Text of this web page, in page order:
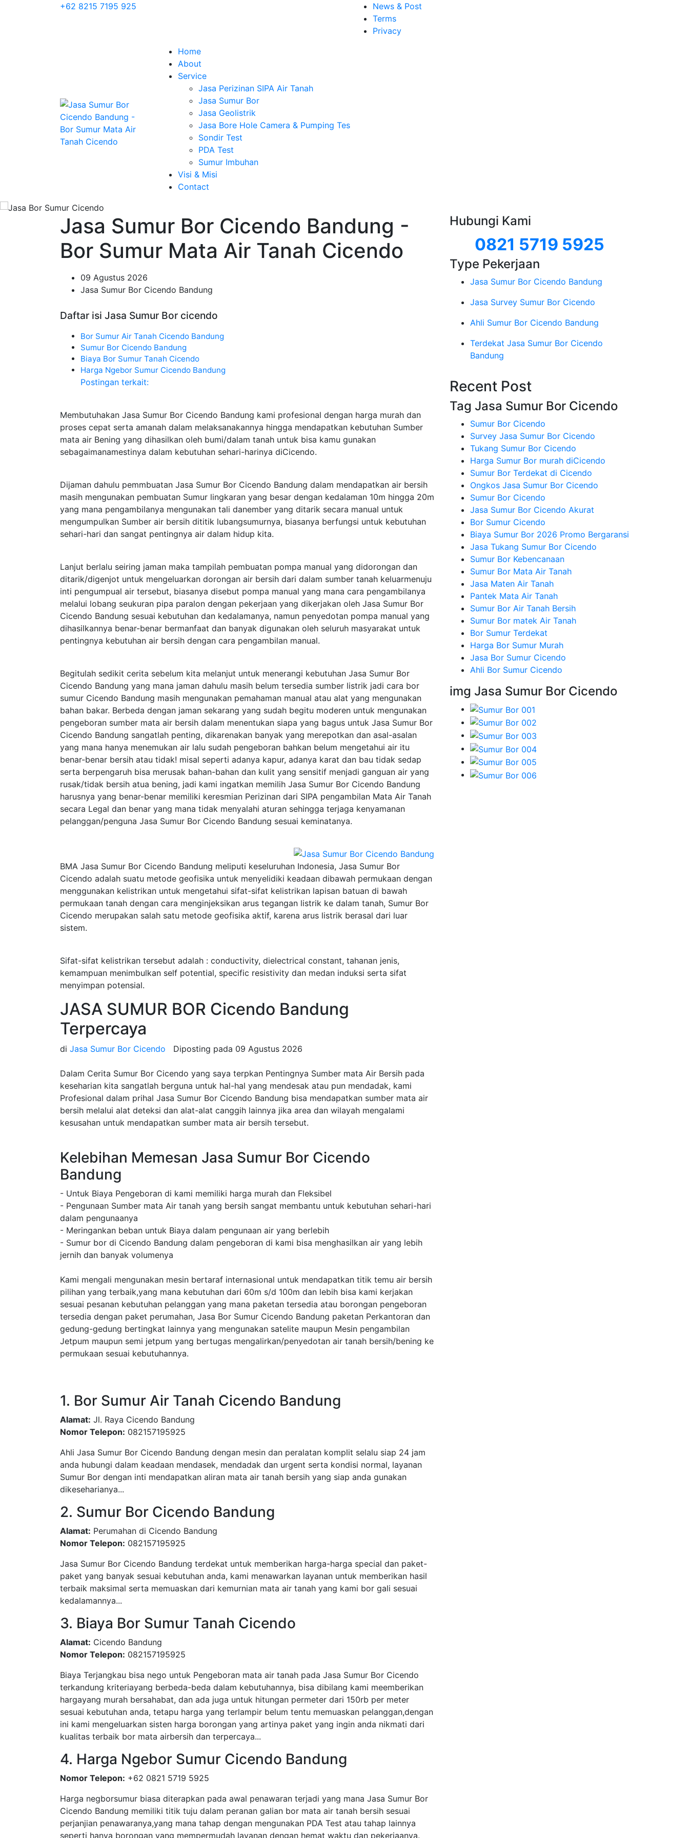
+62 8215 7195 925
News & Post
Terms
Privacy
Home
About
Service
Jasa Perizinan SIPA Air Tanah
Jasa Sumur Bor
Jasa Geolistrik
Jasa Bore Hole Camera & Pumping Tes
Sondir Test
PDA Test
Sumur Imbuhan
Visi & Misi
Contact
Jasa Sumur Bor Cicendo Bandung -
Bor Sumur Mata Air Tanah Cicendo
09 Agustus 2026
Jasa Sumur Bor Cicendo Bandung
Daftar isi Jasa Sumur Bor cicendo
Bor Sumur Air Tanah Cicendo Bandung
Sumur Bor Cicendo Bandung
Biaya Bor Sumur Tanah Cicendo
Harga Ngebor Sumur Cicendo Bandung
Postingan terkait:
Membutuhakan Jasa Sumur Bor Cicendo Bandung kami profesional dengan harga murah dan
proses cepat serta amanah dalam melaksanakannya hingga mendapatkan kebutuhan Sumber
mata air Bening yang dihasilkan oleh bumi/dalam tanah untuk bisa kamu gunakan
sebagaimanamestinya dalam kebutuhan sehari-harinya diCicendo.
Dijaman dahulu pemmbuatan Jasa Sumur Bor Cicendo Bandung dalam mendapatkan air bersih
masih mengunakan pembuatan Sumur lingkaran yang besar dengan kedalaman 10m hingga 20m
yang mana pengambilanya mengunakan tali danember yang ditarik secara manual untuk
mengumpulkan Sumber air bersih dititik lubangsumurnya, biasanya berfungsi untuk kebutuhan
sehari-hari dan sangat pentingnya air dalam hidup kita.
Lanjut berlalu seiring jaman maka tampilah pembuatan pompa manual yang didorongan dan
ditarik/digenjot untuk mengeluarkan dorongan air bersih dari dalam sumber tanah keluarmenuju
inti pengumpual air tersebut, biasanya disebut pompa manual yang mana cara pengambilanya
melalui lobang seukuran pipa paralon dengan pekerjaan yang dikerjakan oleh Jasa Sumur Bor
Cicendo Bandung sesuai kebutuhan dan kedalamanya, namun penyedotan pompa manual yang
dihasilkannya benar-benar bermanfaat dan banyak digunakan oleh seluruh masyarakat untuk
pentingnya kebutuhan air bersih dengan cara pengambilan manual.
Begitulah sedikit cerita sebelum kita melanjut untuk menerangi kebutuhan Jasa Sumur Bor
Cicendo Bandung yang mana jaman dahulu masih belum tersedia sumber listrik jadi cara bor
sumur Cicendo Bandung masih mengunakan pemahaman manual atau alat yang mengunakan
bahan bakar. Berbeda dengan jaman sekarang yang sudah begitu moderen untuk mengunakan
pengeboran sumber mata air bersih dalam menentukan siapa yang bagus untuk Jasa Sumur Bor
Cicendo Bandung sangatlah penting, dikarenakan banyak yang merepotkan dan asal-asalan
yang mana hanya menemukan air lalu sudah pengeboran bahkan belum mengetahui air itu
benar-benar bersih atau tidak! misal seperti adanya kapur, adanya karat dan bau tidak sedap
serta berpengaruh bisa merusak bahan-bahan dan kulit yang sensitif menjadi ganguan air yang
rusak/tidak bersih atua bening, jadi kami ingatkan memilih Jasa Sumur Bor Cicendo Bandung
harusnya yang benar-benar memiliki keresmian Perizinan dari SIPA pengambilan Mata Air Tanah
secara Legal dan benar yang mana tidak menyalahi aturan sehingga terjaga kenyamanan
pelanggan/penguna Jasa Sumur Bor Cicendo Bandung sesuai keminatanya.
BMA Jasa Sumur Bor Cicendo Bandung meliputi keseluruhan Indonesia, Jasa Sumur Bor
Cicendo adalah suatu metode geofisika untuk menyelidiki keadaan dibawah permukaan dengan
menggunakan kelistrikan untuk mengetahui sifat-sifat kelistrikan lapisan batuan di bawah
permukaan tanah dengan cara menginjeksikan arus tegangan listrik ke dalam tanah, Sumur Bor
Cicendo merupakan salah satu metode geofisika aktif, karena arus listrik berasal dari luar
sistem.
Sifat-sifat kelistrikan tersebut adalah : conductivity, dielectrical constant, tahanan jenis,
kemampuan menimbulkan self potential, specific resistivity dan medan induksi serta sifat
menyimpan potensial.
JASA SUMUR BOR Cicendo Bandung
Terpercaya
di Jasa Sumur Bor Cicendo Diposting pada 09 Agustus 2026
Dalam Cerita Sumur Bor Cicendo yang saya terpkan Pentingnya Sumber mata Air Bersih pada
keseharian kita sangatlah berguna untuk hal-hal yang mendesak atau pun mendadak, kami
Profesional dalam prihal Jasa Sumur Bor Cicendo Bandung bisa mendapatkan sumber mata air
bersih melalui alat deteksi dan alat-alat canggih lainnya jika area dan wilayah mengalami
kesusahan untuk mendapatkan sumber mata air bersih tersebut.
Kelebihan Memesan Jasa Sumur Bor Cicendo
Bandung
- Untuk Biaya Pengeboran di kami memiliki harga murah dan Fleksibel
- Pengunaan Sumber mata Air tanah yang bersih sangat membantu untuk kebutuhan sehari-hari
dalam pengunaanya
- Meringankan beban untuk Biaya dalam pengunaan air yang berlebih
- Sumur bor di Cicendo Bandung dalam pengeboran di kami bisa menghasilkan air yang lebih
jernih dan banyak volumenya
Kami mengali mengunakan mesin bertaraf internasional untuk mendapatkan titik temu air bersih
pilihan yang terbaik,yang mana kebutuhan dari 60m s/d 100m dan lebih bisa kami kerjakan
sesuai pesanan kebutuhan pelanggan yang mana paketan tersedia atau borongan pengeboran
tersedia dengan paket perumahan, Jasa Bor Sumur Cicendo Bandung paketan Perkantoran dan
gedung-gedung bertingkat lainnya yang mengunakan satelite maupun Mesin pengambilan
Jetpum maupun semi jetpum yang bertugas mengalirkan/penyedotan air tanah bersih/bening ke
permukaan sesuai kebutuhannya.
1. Bor Sumur Air Tanah Cicendo Bandung
Alamat: Jl. Raya Cicendo Bandung
Nomor Telepon: 082157195925
Ahli Jasa Sumur Bor Cicendo Bandung dengan mesin dan peralatan komplit selalu siap 24 jam
anda hubungi dalam keadaan mendasek, mendadak dan urgent serta kondisi normal, layanan
Sumur Bor dengan inti mendapatkan aliran mata air tanah bersih yang siap anda gunakan
dikeseharianya...
2. Sumur Bor Cicendo Bandung
Alamat: Perumahan di Cicendo Bandung
Nomor Telepon: 082157195925
Jasa Sumur Bor Cicendo Bandung terdekat untuk memberikan harga-harga special dan paket-
paket yang banyak sesuai kebutuhan anda, kami menawarkan layanan untuk memberikan hasil
terbaik maksimal serta memuaskan dari kemurnian mata air tanah yang kami bor gali sesuai
kedalamannya...
3. Biaya Bor Sumur Tanah Cicendo
Alamat: Cicendo Bandung
Nomor Telepon: 082157195925
Biaya Terjangkau bisa nego untuk Pengeboran mata air tanah pada Jasa Sumur Bor Cicendo
terkandung kriteriayang berbeda-beda dalam kebutuhannya, bisa dibilang kami meemberikan
hargayang murah bersahabat, dan ada juga untuk hitungan permeter dari 150rb per meter
sesuai kebutuhan anda, tetapu harga yang terlampir belum tentu memuaskan pelanggan,dengan
ini kami mengeluarkan sisten harga borongan yang artinya paket yang ingin anda nikmati dari
kualitas terbaik bor mata airbersih dan terpercaya...
4. Harga Ngebor Sumur Cicendo Bandung
Nomor Telepon: +62 0821 5719 5925
Harga negborsumur biasa diterapkan pada awal penawaran terjadi yang mana Jasa Sumur Bor
Cicendo Bandung memiliki titik tuju dalam peranan galian bor mata air tanah bersih sesuai
perjanjian penawaranya,yang mana tahap dengan mengunakan PDA Test atau tahap lainnya
seperti hanya borongan yang mempermudah layanan dengan hemat waktu dan pekerjaanya.
Hubungi Kami
0821 5719 5925
Type Pekerjaan
Jasa Sumur Bor Cicendo Bandung
Jasa Survey Sumur Bor Cicendo
Ahli Sumur Bor Cicendo Bandung
Terdekat Jasa Sumur Bor Cicendo
Bandung
Recent Post
Tag Jasa Sumur Bor Cicendo
Sumur Bor Cicendo
Survey Jasa Sumur Bor Cicendo
Tukang Sumur Bor Cicendo
Harga Sumur Bor murah diCicendo
Sumur Bor Terdekat di Cicendo
Ongkos Jasa Sumur Bor Cicendo
Sumur Bor Cicendo
Jasa Sumur Bor Cicendo Akurat
Bor Sumur Cicendo
Biaya Sumur Bor 2026 Promo Bergaransi
Jasa Tukang Sumur Bor Cicendo
Sumur Bor Kebencanaan
Sumur Bor Mata Air Tanah
Jasa Maten Air Tanah
Pantek Mata Air Tanah
Sumur Bor Air Tanah Bersih
Sumur Bor matek Air Tanah
Bor Sumur Terdekat
Harga Bor Sumur Murah
Jasa Bor Sumur Cicendo
Ahli Bor Sumur Cicendo
img Jasa Sumur Bor Cicendo